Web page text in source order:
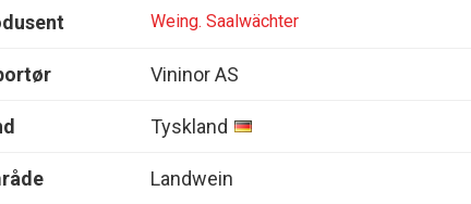
Weing. Saalwächter
Vininor AS
Tyskland
Landwein